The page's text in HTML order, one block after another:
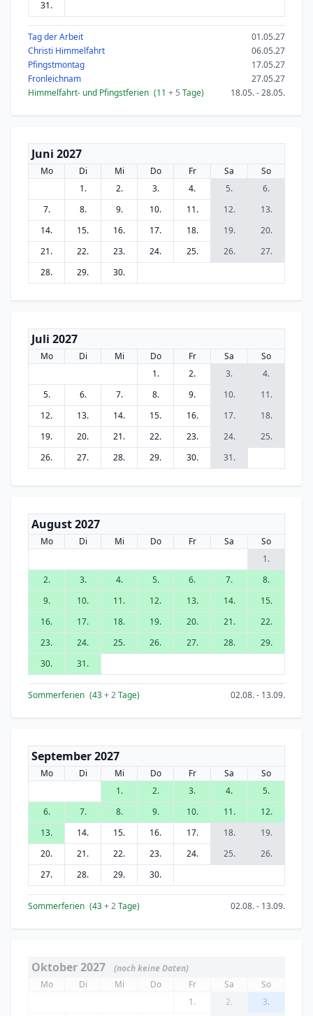
31.
Tag der Arbeit
01.05.27
Christi Himmelfahrt
06.05.27
Pfingstmontag
17.05.27
Fronleichnam
27.05.27
Himmelfahrt- und Pfingstferien (11 + 5 Tage) 18.05. - 28.05.
Juni 2027
Mo Di Mi Do Fr Sa
So
1.
2. 3. 4. 5.
6.
7.
8. 9. 10. 11. 12.
13.
14.
15. 16. 17. 18. 19.
20.
21.
22. 23. 24. 25. 26.
27.
28.
29. 30.
Juli 2027
Mo Di Mi Do Fr Sa
So
1.
2. 3.
4.
5.
6. 7. 8. 9. 10.
11.
12.
13. 14. 15. 16. 17.
18.
19.
20. 21. 22. 23. 24.
25.
26.
27. 28. 29. 30. 31.
August 2027
Mo Di Mi Do Fr Sa
So
1.
2.
3. 4. 5. 6. 7.
8.
9.
10. 11. 12. 13. 14.
15.
16.
17. 18. 19. 20. 21.
22.
23.
24. 25. 26. 27. 28.
29.
30.
31.
Sommerferien (43+ 2Tage) 02.08. - 13.09.
September 2027
Mo Di Mi Do Fr Sa
So
1.
2. 3. 4.
5.
6.
7. 8. 9. 10. 11.
12.
13.
14. 15. 16. 17. 18.
19.
20.
21. 22. 23. 24. 25.
26.
27.
28. 29. 30.
Sommerferien (43+ 2Tage) 02.08. - 13.09.
Oktober 2027
(noch keine Daten)
Mo
Di Mi Do Fr Sa
So
1.
2.
3.